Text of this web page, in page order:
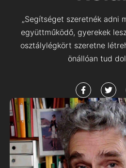
„Segítséget szeretnék adni
együttműködő, gyerekek
osztálylégkört szeretne
önállóan tud